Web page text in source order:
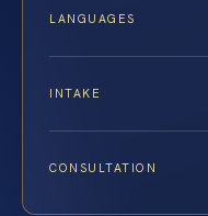
LANGUAGES
INTAKE
CONSULTATION